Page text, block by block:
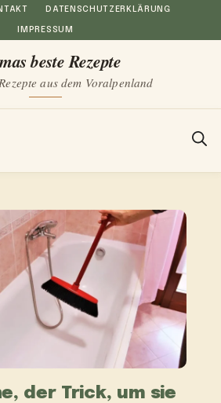
DATENSCHUTZERKLÄRUNG
IMPRESSUM
beste Rezepte
aus dem Voralpenland
der Trick, um sie